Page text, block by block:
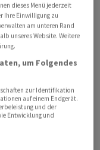
Dienstleisters
UK Limited
Vencora hält
Millionen
99,07 Prozent
gegenüber der
von letzter
dieses Menü jederzeit
Ihre Einwilligung zu
am unteren Rand
unseres Website. Weitere
um Folgendes
zur Identifikation
auf einem Endgerät.
und der
Entwicklung und